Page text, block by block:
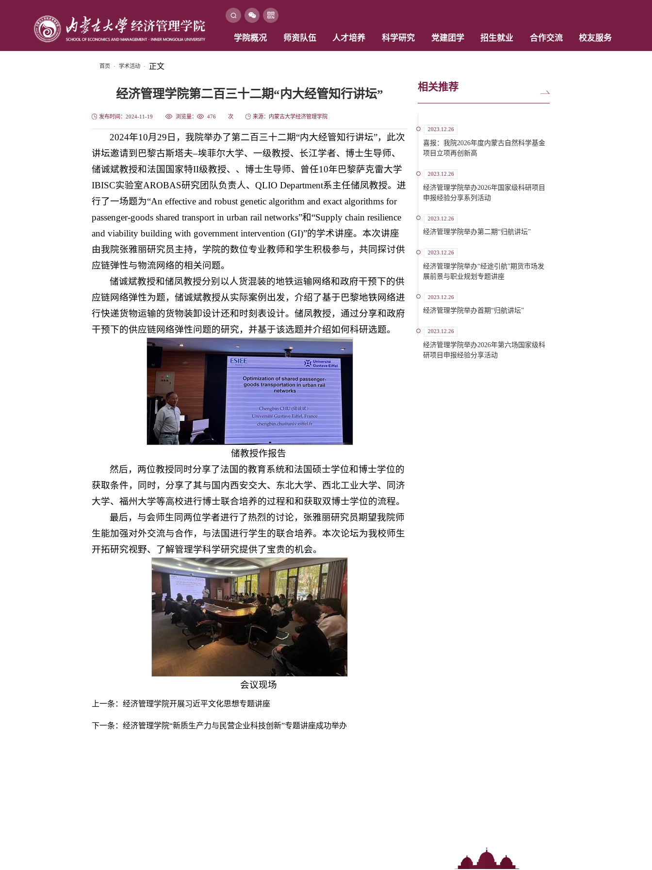
学院概况 师资队伍 人才培养 科学研究 党建团学 招生就业 合作交流 校友服务
首页 · 学术活动 · 正文
经济管理学院第二百三十二期“内大经管知行讲坛”
发布时间：2024-11-19 浏览量： 476 次 来源：内蒙古大学经济管理学院
2024年10月29日，我院举办了第二百三十二期“内大经管知行讲坛”，此次
讲坛邀请到巴黎古斯塔夫–埃菲尔大学、一级教授、长江学者、博士生导师、
储诚斌教授和法国国家特II级教授、、博士生导师、曾任10年巴黎萨克雷大学
IBISC实验室AROBAS研究团队负责人、QLIO Department系主任储凤教授。进
行了一场题为“An effective and robust genetic algorithm and exact algorithms for
passenger-goods shared transport in urban rail networks”和“Supply chain resilience
and viability building with government intervention (GI)”的学术讲座。本次讲座
由我院张雅丽研究员主持，学院的数位专业教师和学生积极参与，共同探讨供
应链弹性与物流网络的相关问题。
储诚斌教授和储凤教授分别以人货混装的地铁运输网络和政府干预下的供
应链网络弹性为题，储诚斌教授从实际案例出发，介绍了基于巴黎地铁网络进
行快递货物运输的货物装卸设计还和时刻表设计。储凤教授，通过分享和政府
干预下的供应链网络弹性问题的研究，并基于该选题并介绍如何科研选题。
储教授作报告
然后，两位教授同时分享了法国的教育系统和法国硕士学位和博士学位的
获取条件，同时，分享了其与国内西安交大、东北大学、西北工业大学、同济
大学、福州大学等高校进行博士联合培养的过程和和获取双博士学位的流程。
最后，与会师生同两位学者进行了热烈的讨论，张雅丽研究员期望我院师
生能加强对外交流与合作，与法国进行学生的联合培养。本次论坛为我校师生
开拓研究视野、了解管理学科学研究提供了宝贵的机会。
会议现场
上一条： 经济管理学院开展习近平文化思想专题讲座
下一条： 经济管理学院“新质生产力与民营企业科技创新”专题讲座成功举办
相关推荐
2023.12.26
喜报：我院2026年度内蒙古自然科学基金
项目立项再创新高
2023.12.26
经济管理学院举办2026年国家级科研项目
申报经验分享系列活动
2023.12.26
经济管理学院举办第二期“归航讲坛”
2023.12.26
经济管理学院举办“经途引航”期货市场发
展前景与职业规划专题讲座
2023.12.26
经济管理学院举办首期“归航讲坛”
2023.12.26
经济管理学院举办2026年第六场国家级科
研项目申报经验分享活动